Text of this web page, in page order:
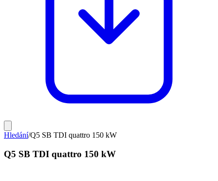
Hledání/Q5 SB TDI quattro 150 kW
Q5 SB TDI quattro 150 kW